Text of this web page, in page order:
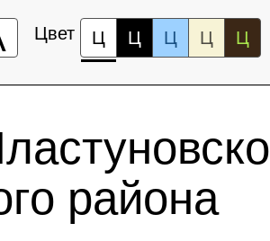
Цвет Ц Ц Ц Ц Ц
района